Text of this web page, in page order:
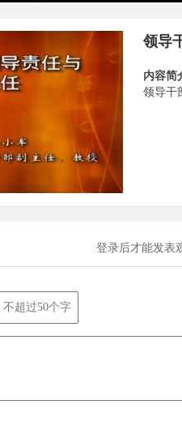
领导
内容简
领导干
登录后才能发表